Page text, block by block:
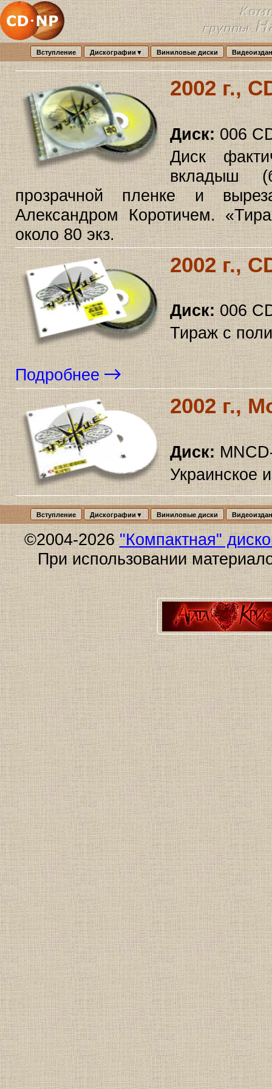
Вступление Дискографии▼ Виниловые диски
2002 г.,
Диск:006
Диск
вкладыш
прозрачной пленке и
Александром Коротичем.
около 80 экз.
2002 г.,
Диск:006
Тираж с
Подробнее
2002 г.,
Диск:
Украинское
Вступление Дискографии▼ Виниловые диски
©2004-2026"Компактная"
При использовании